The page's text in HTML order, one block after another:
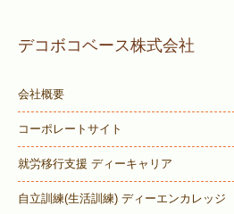
デコボコベース株式会社
会社概要
コーポレートサイト
就労移行支援 ディーキャリア
自立訓練(生活訓練) ディーエンカレッジ